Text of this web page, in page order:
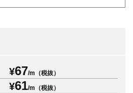
¥67/m（税抜）
¥61/m（税抜）